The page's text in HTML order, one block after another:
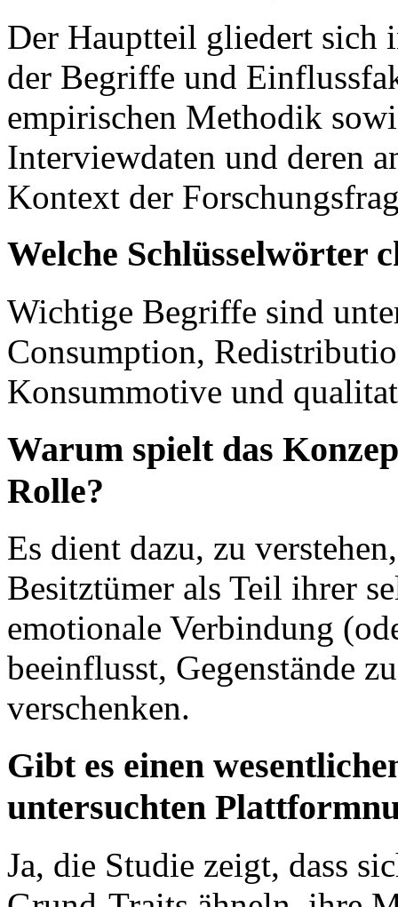
Der Hauptteil gliedert sich
der Begriffe und
empirischen Methodik
Interviewdaten und deren
Kontext der
Welche Schlüsselwörter
Wichtige Begriffe sind
Consumption,
Konsummotive und
Warum spielt das
Rolle?
Es dient dazu, zu
Besitztümer als Teil ihrer
emotionale Verbindung
beeinflusst, Gegenstände
verschenken.
Gibt es einen
untersuchten
Ja, die Studie zeigt, dass